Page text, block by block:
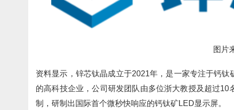
图片
资料显示，锌芯钛晶成立于2021年，是一家专注于钙
的高科技企业，公司研发团队由多位浙大教授及超过
制，研制出国际首个微秒快响应的钙钛矿LED显示屏。